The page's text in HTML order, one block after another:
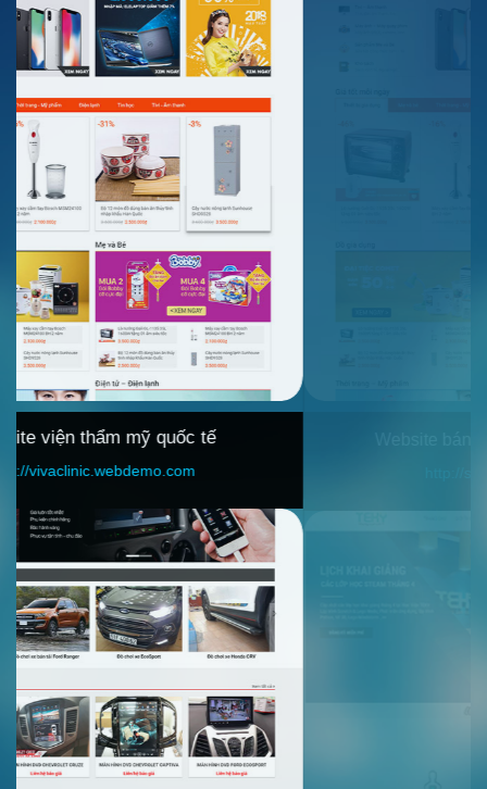
Website bán hàng tổng hợp cao cấp
http://shop.webdemo.com